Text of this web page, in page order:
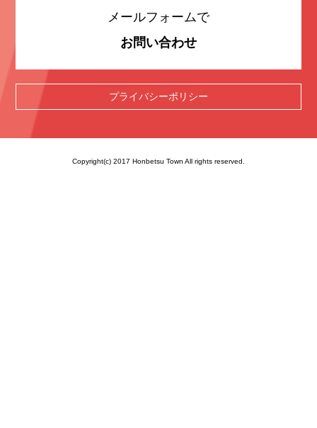
メールフォームで
お問い合わせ
プライバシーポリシー
Copyright(c) 2017 Honbetsu Town All rights reserved.